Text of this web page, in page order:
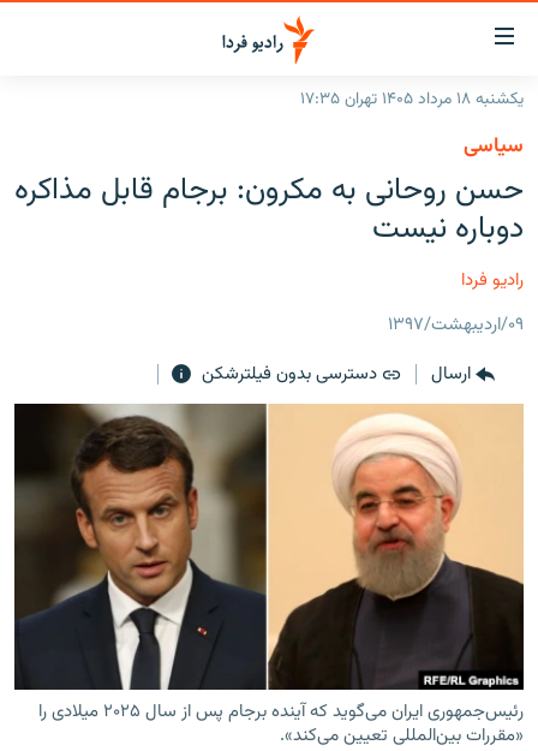
لینک‌های
قابلیت
دسترسی
بازگشت
اصلی
رفتن
به
صفحه
جهان
فرکانس‌ها
پادکست
چندرسانه‌ای
گزارش‌های تصویری
گزارش‌های ویدئویی
زنان فردا
English
به ما بپیوندید
زبان‌های دیگر
یکشنبه ۱۸ مرداد ۱۴۰۵ تهران ۱۷:۳۵
سیاسی
حسن روحانی به مکرون: برجام قابل مذاکره
دوباره نیست
رادیو فردا
۰۹/اردیبهشت/۱۳۹۷
ارسال
دسترسی بدون فیلترشکن
رئیس‌جمهوری ایران می‌گوید که آینده برجام پس از سال ۲۰۲۵ میلادی را
«مقررات بین‌المللی تعیین می‌کند».